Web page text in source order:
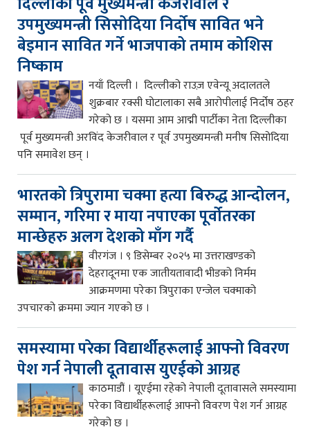
उपमुख्यमन्त्री सिसोदिया निर्दोष सावित भने
बेइमान सावित गर्ने भाजपाको तमाम कोशिस
निष्काम
नयाँ दिल्ली । दिल्लीको राउज़ एवेन्यू अदालतले
शुक्रबार रक्सी घोटालाका सबै आरोपीलाई निर्दोष ठहर
गरेको छ । यसमा आम आद्मी पार्टीका नेता दिल्लीका
पूर्व मुख्यमन्त्री अरविंद केजरीवाल र पूर्व उपमुख्यमन्त्री मनीष सिसोदिया
पनि समावेश छन् ।
भारतको त्रिपुरामा चक्मा हत्या बिरुद्ध आन्दोलन,
सम्मान, गरिमा र माया नपाएका पूर्वोतरका
मान्छेहरु अलग देशको माँग गर्दै
वीरगंज । ९ डिसेम्बर २०२५ मा उत्तराखण्डको
देहरादूनमा एक जातीयतावादी भीडको निर्मम
आक्रमणमा परेका त्रिपुराका एन्जेल चक्माको
उपचारको क्रममा ज्यान गएको छ ।
समस्यामा परेका विद्यार्थीहरूलाई आफ्नो विवरण
पेश गर्न नेपाली दूतावास युएईको आग्रह
काठमाडौं । यूएईमा रहेको नेपाली दूतावासले समस्यामा
परेका विद्यार्थीहरूलाई आफ्नो विवरण पेश गर्न आग्रह
गरेको छ ।